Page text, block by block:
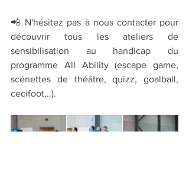
📲 N'hésitez pas à nous contacter pour
découvrir tous les ateliers de
sensibilisation au handicap du
programme All Ability (escape game,
scénettes de théâtre, quizz, goalball,
cecifoot...).